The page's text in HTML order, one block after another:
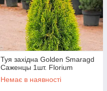
Туя західна Golden Smaragd
Саженцы 1шт. Florium
Немає в наявності